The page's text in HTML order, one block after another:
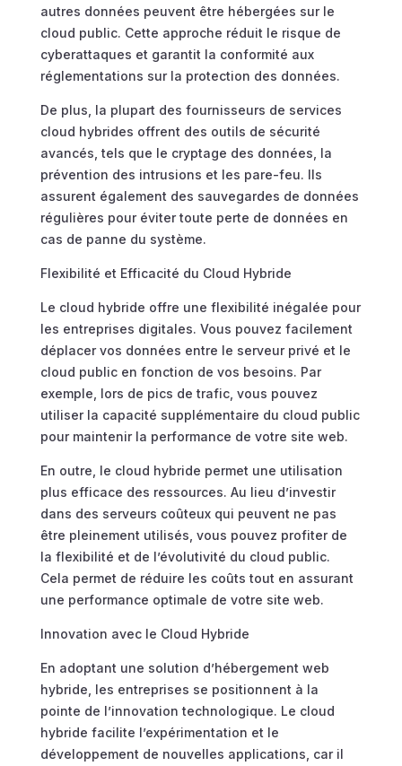
autres données peuvent être hébergées sur le
cloud public. Cette approche réduit le risque de
cyberattaques et garantit la conformité aux
réglementations sur la protection des données.
De plus, la plupart des fournisseurs de services
cloud hybrides offrent des outils de sécurité
avancés, tels que le cryptage des données, la
prévention des intrusions et les pare-feu. Ils
assurent également des sauvegardes de données
régulières pour éviter toute perte de données en
cas de panne du système.
Flexibilité et Efficacité du Cloud Hybride
Le cloud hybride offre une flexibilité inégalée pour
les entreprises digitales. Vous pouvez facilement
déplacer vos données entre le serveur privé et le
cloud public en fonction de vos besoins. Par
exemple, lors de pics de trafic, vous pouvez
utiliser la capacité supplémentaire du cloud public
pour maintenir la performance de votre site web.
En outre, le cloud hybride permet une utilisation
plus efficace des ressources. Au lieu d’investir
dans des serveurs coûteux qui peuvent ne pas
être pleinement utilisés, vous pouvez profiter de
la flexibilité et de l’évolutivité du cloud public.
Cela permet de réduire les coûts tout en assurant
une performance optimale de votre site web.
Innovation avec le Cloud Hybride
En adoptant une solution d’hébergement web
hybride, les entreprises se positionnent à la
pointe de l’innovation technologique. Le cloud
hybride facilite l’expérimentation et le
développement de nouvelles applications, car il